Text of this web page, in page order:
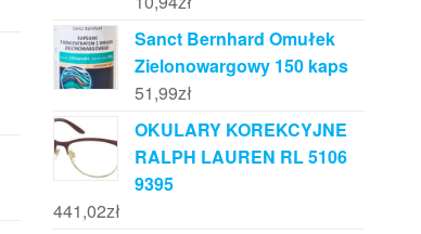
Sanct Bernhard Omułek
Zielonowargowy 150 kaps
51,99zł
OKULARY KOREKCYJNE
RALPH LAUREN RL 5106
9395
441,02zł